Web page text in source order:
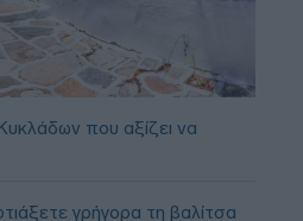
που αξίζει να
γρήγορα τη βαλίτσα